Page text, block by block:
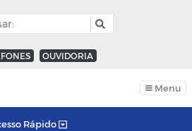
OUVIDORIA
Menu
Rápido